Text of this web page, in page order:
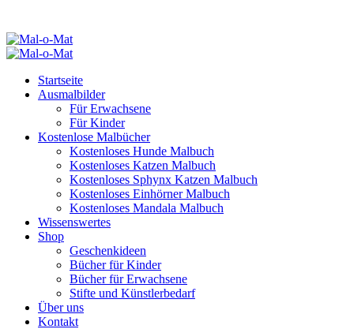
Startseite
Ausmalbilder
Für Erwachsene
Für Kinder
Kostenlose Malbücher
Kostenloses Hunde Malbuch
Kostenloses Katzen Malbuch
Kostenloses Sphynx Katzen Malbuch
Kostenloses Einhörner Malbuch
Kostenloses Mandala Malbuch
Wissenswertes
Shop
Geschenkideen
Bücher für Kinder
Bücher für Erwachsene
Stifte und Künstlerbedarf
Über uns
Kontakt